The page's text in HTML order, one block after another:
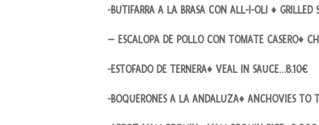
-BUTIFARRA A LA BRASA CON ALL-I-OLI ♦
– ESCALOPA DE POLLO CON TOMATE CASERO♦
-ESTOFADO DE TERNERA♦ VEAL IN SAUCE…8.10€
-BOQUERONES A LA ANDALUZA♦ ANCHOVIES TO